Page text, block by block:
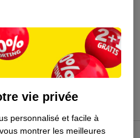
vie privée
personnalisé et facile à
montrer les meilleures